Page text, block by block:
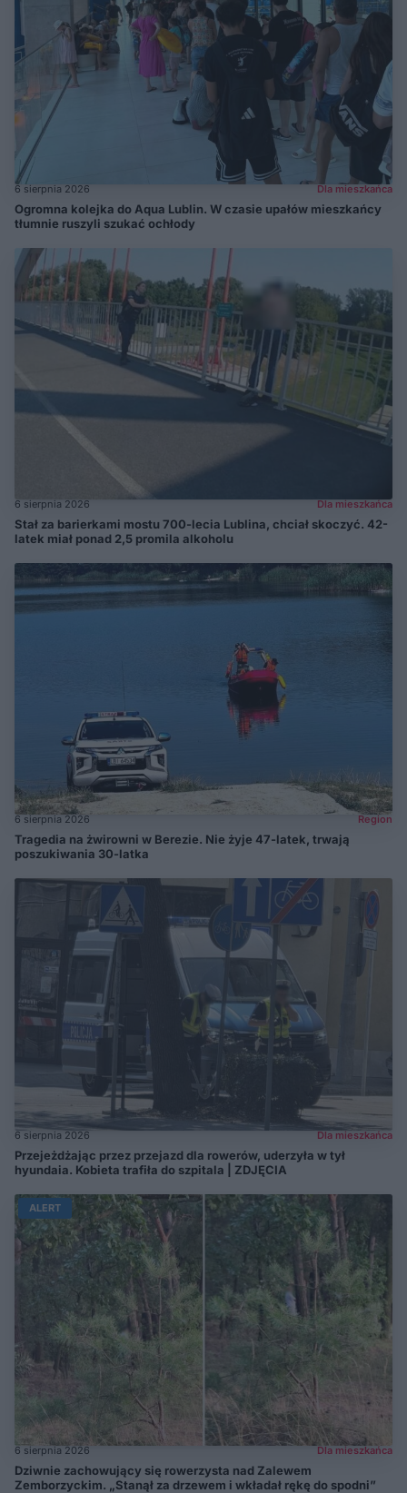
6 sierpnia 2026 Dla mieszkańca
Ogromna kolejka do Aqua Lublin. W czasie upałów mieszkańcy
tłumnie ruszyli szukać ochłody
6 sierpnia 2026 Dla mieszkańca
Stał za barierkami mostu 700-lecia Lublina, chciał skoczyć. 42-
latek miał ponad 2,5 promila alkoholu
6 sierpnia 2026 Region
Tragedia na żwirowni w Berezie. Nie żyje 47-latek, trwają
poszukiwania 30-latka
6 sierpnia 2026 Dla mieszkańca
Przejeżdżając przez przejazd dla rowerów, uderzyła w tył
hyundaia. Kobieta trafiła do szpitala | ZDJĘCIA
ALERT
6 sierpnia 2026 Dla mieszkańca
Dziwnie zachowujący się rowerzysta nad Zalewem
Zemborzyckim. „Stanął za drzewem i wkładał rękę do spodni”